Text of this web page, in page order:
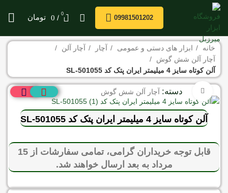
09981501202
0
/
0 تومان
خانه ابزار های دستی و عمومی آچار
آچار آلن
آچار آلن شش گوش
آلن کوتاه سایز 4 میلیمتر ایران پتک کد SL-501055
دسته: آچار آلن شش گوش
برای بزرگنمایی کلیک کنید
آلن کوتاه سایز 4 میلیمتر ایران پتک کد SL-501055
قابل توجه خریداران گرامی، تمامی سفارشات از 15
مرداد به بعد ارسال خواهند شد.